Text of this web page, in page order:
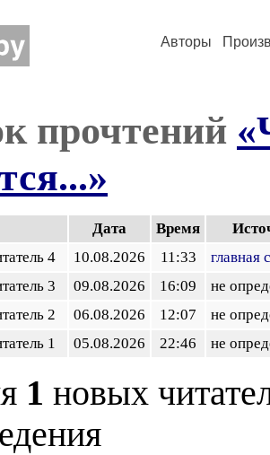
Авторы
прочтений
Дата Время
4
10.08.2026 11:33
главная
3
09.08.2026 16:09
не
2
06.08.2026 12:07
не
1
05.08.2026 22:46 не
1 новых